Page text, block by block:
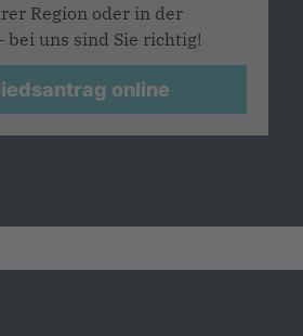
Region oder in der
bei uns sind Sie richtig!
online